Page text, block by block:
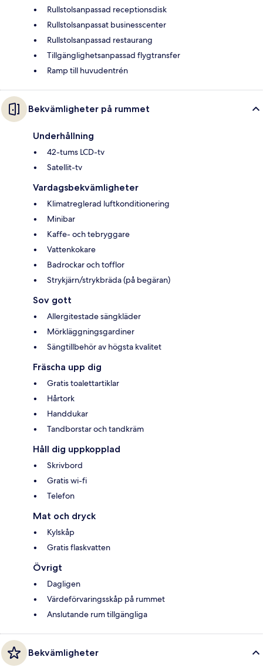
Rullstolsanpassad receptionsdisk
Rullstolsanpassat businesscenter
Rullstolsanpassad restaurang
Tillgänglighetsanpassad flygtransfer
Ramp till huvudentrén
Bekvämligheter på rummet
Underhållning
42-tums LCD-tv
Satellit-tv
Vardagsbekvämligheter
Klimatreglerad luftkonditionering
Minibar
Kaffe- och tebryggare
Vattenkokare
Badrockar och tofflor
Strykjärn/strykbräda (på begäran)
Sov gott
Allergitestade sängkläder
Mörkläggningsgardiner
Sängtillbehör av högsta kvalitet
Fräscha upp dig
Gratis toalettartiklar
Hårtork
Handdukar
Tandborstar och tandkräm
Håll dig uppkopplad
Skrivbord
Gratis wi-fi
Telefon
Mat och dryck
Kylskåp
Gratis flaskvatten
Övrigt
Dagligen
Värdeförvaringsskåp på rummet
Anslutande rum tillgängliga
Bekvämligheter